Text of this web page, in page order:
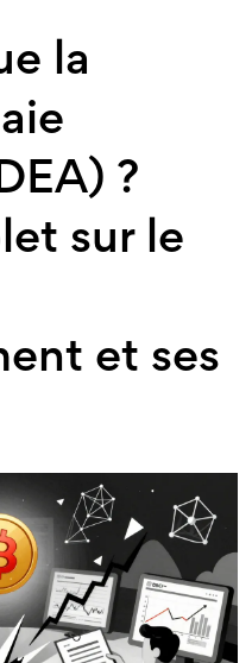
la
?
sur le
et ses